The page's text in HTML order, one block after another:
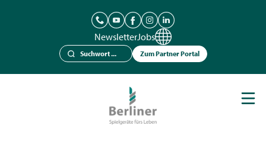
NewsletterJobs
Zum Partner Portal